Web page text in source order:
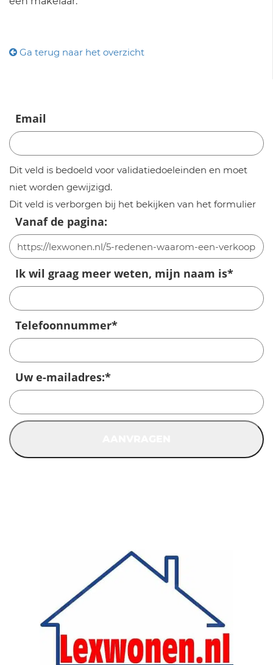
Ga terug naar het overzicht
Email
Dit veld is bedoeld voor validatiedoeleinden en moet
niet worden gewijzigd.
Dit veld is verborgen bij het bekijken van het formulier
Vanaf de pagina:
Ik wil graag meer weten, mijn naam is*
Telefoonnummer*
Uw e-mailadres:*